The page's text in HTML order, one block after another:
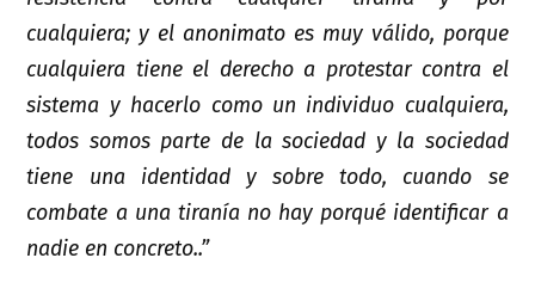
cualquiera; y el anonimato es muy válido, porque
cualquiera tiene el derecho a protestar contra el
sistema y hacerlo como un individuo cualquiera,
todos somos parte de la sociedad y la sociedad
tiene una identidad y sobre todo, cuando se
combate a una tiranía no hay porqué identificar a
nadie en concreto..”